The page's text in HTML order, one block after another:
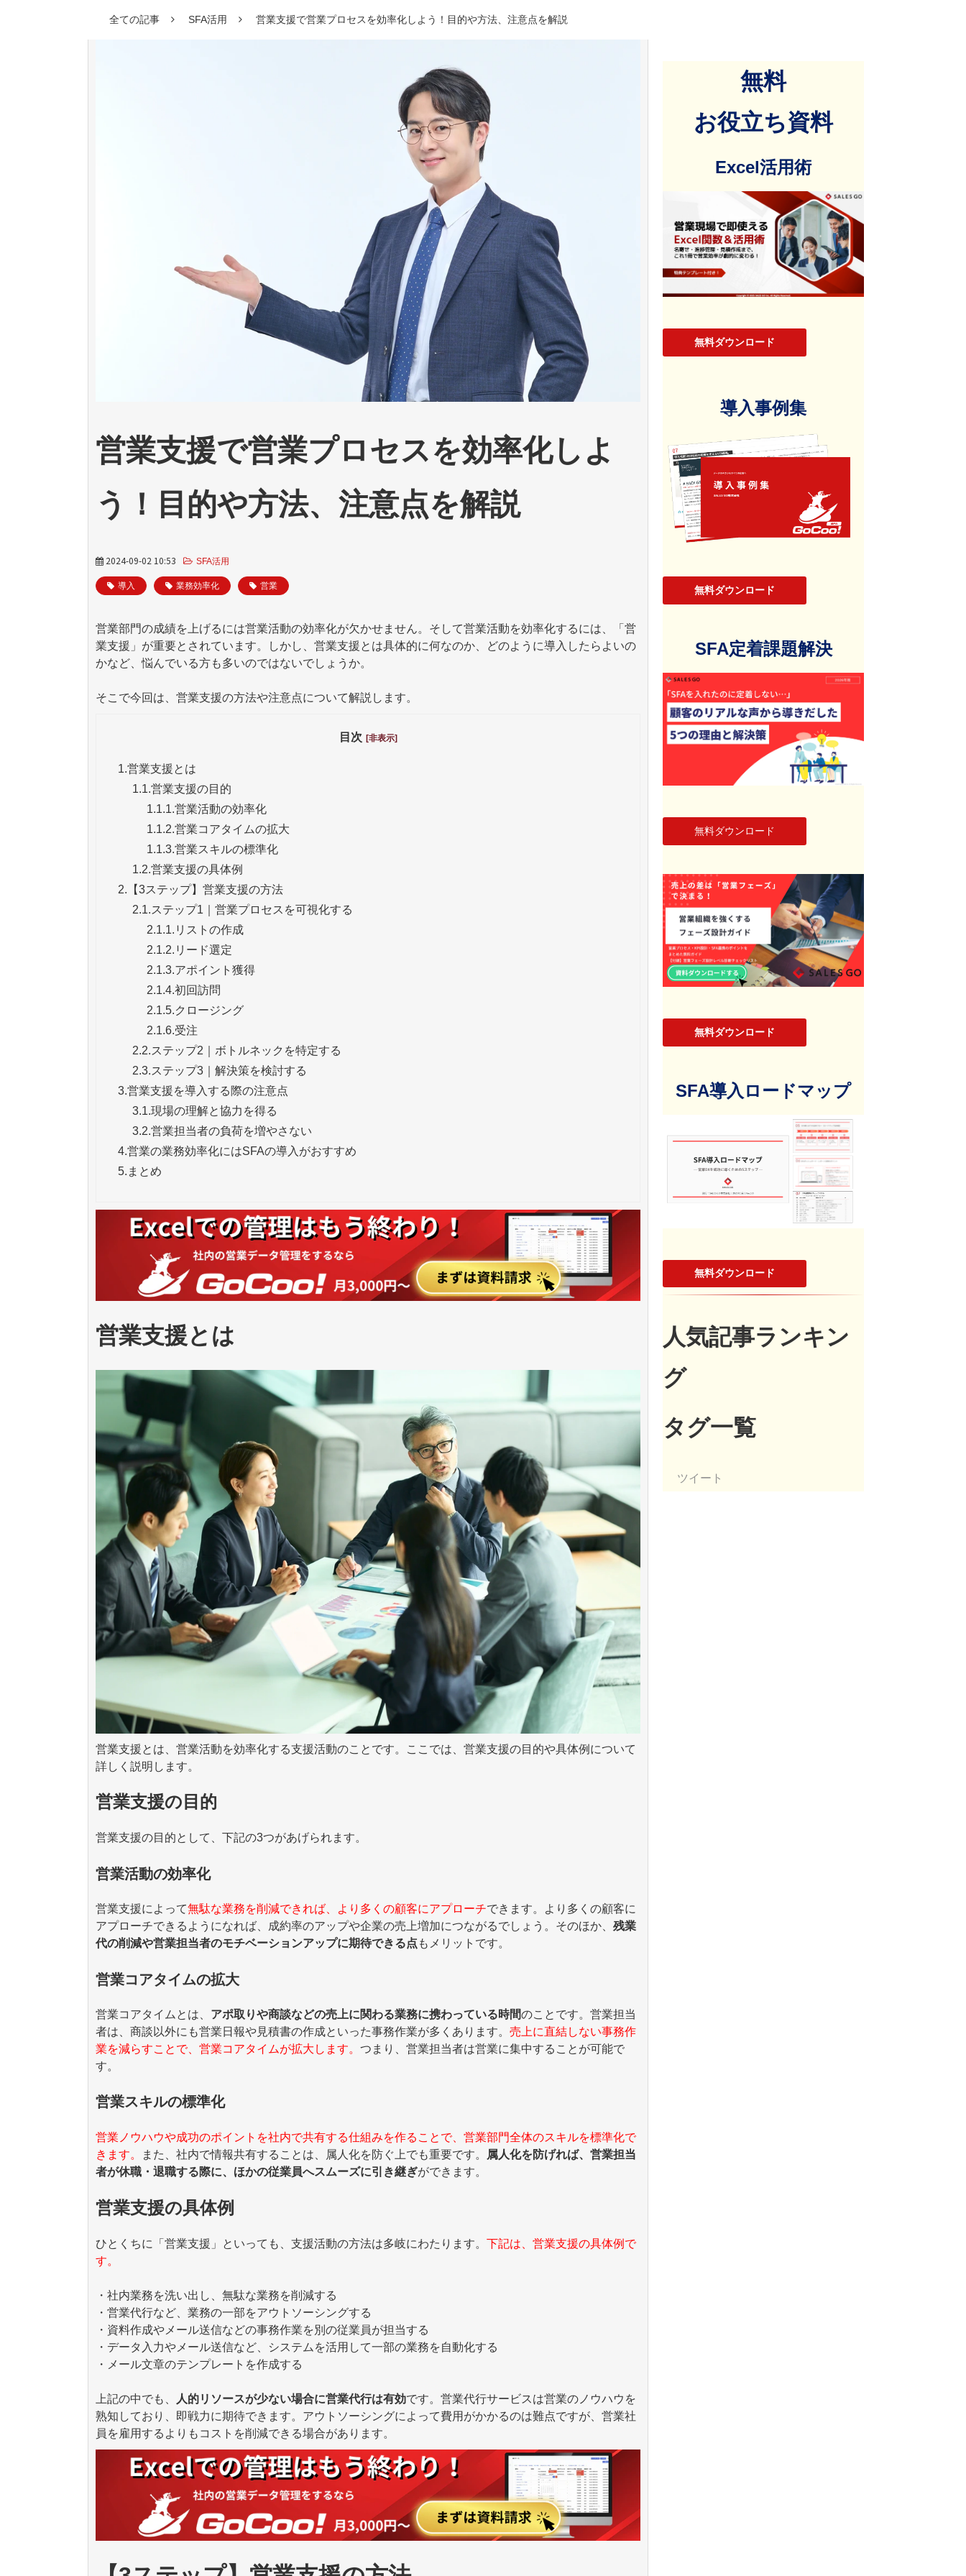
全ての記事 SFA活用 営業支援で営業プロセスを効率化しよう！目的や方法、注意点を解説
営業支援で営業プロセスを効率化しよ
う！目的や方法、注意点を解説
2024-09-02 10:53 SFA活用
導入 業務効率化 営業
営業部門の成績を上げるには営業活動の効率化が欠かせません。そして営業活動を効率化するには、「営
業支援」が重要とされています。しかし、営業支援とは具体的に何なのか、どのように導入したらよいの
かなど、悩んでいる方も多いのではないでしょうか。
そこで今回は、営業支援の方法や注意点について解説します。
目次 [非表示]
1.営業支援とは
1.1.営業支援の目的
1.1.1.営業活動の効率化
1.1.2.営業コアタイムの拡大
1.1.3.営業スキルの標準化
1.2.営業支援の具体例
2. 【3ステップ】営業支援の方法
2.1.ステップ1｜営業プロセスを可視化する
2.1.1. リストの作成
2.1.2. リード選定
2.1.3.アポイント獲得
2.1.4.初回訪問
2.1.5.クロージング
2.1.6.受注
2.2.ステップ2｜ボトルネックを特定する
2.3.ステップ3｜解決策を検討する
3.営業支援を導入する際の注意点
3.1.現場の理解と協力を得る
3.2.営業担当者の負荷を増やさない
4.営業の業務効率化にはSFAの導入がおすすめ
5. まとめ
営業支援とは
営業支援とは、営業活動を効率化する支援活動のことです。ここでは、営業支援の目的や具体例について
詳しく説明します。
営業支援の目的
営業支援の目的として、下記の3つがあげられます。
営業活動の効率化
営業支援によって無駄な業務を削減できれば、より多くの顧客にアプローチできます。より多くの顧客に
アプローチできるようになれば、成約率のアップや企業の売上増加につながるでしょう。そのほか、 残業
代の削減や営業担当者のモチベーションアップに期待できる点 もメリットです。
営業コアタイムの拡大
営業コアタイムとは、 アポ取りや商談などの売上に関わる業務に携わっている時間のことです。営業担当
者は、商談以外にも営業日報や見積書の作成といった事務作業が多くあります。 売上に直結しない事務作
業を減らすことで、営業コアタイムが拡大します。 つまり、営業担当者は営業に集中することが可能で
す。
営業スキルの標準化
営業ノウハウや成功のポイントを社内で共有する仕組みを作ることで、営業部門全体のスキルを標準化で
きます。
また、社内で情報共有することは、属人化を防ぐ上でも重要です。
属人化を防げれば、営業担当
者が休職・退職する際に、ほかの従業員へスムーズに引き継ぎができます。
営業支援の具体例
ひとくちに「営業支援」といっても、支援活動の方法は多岐にわたります。 下記は、営業支援の具体例で
す。
・社内業務を洗い出し、無駄な業務を削減する
・営業代行など、業務の一部をアウトソーシングする
・資料作成やメール送信などの事務作業を別の従業員が担当する
・データ入力やメール送信など、システムを活用して一部の業務を自動化する
・メール文章のテンプレートを作成する
上記の中でも、 人的リソースが少ない場合に営業代行は有効です。営業代行サービスは営業のノウハウを
熟知しており、即戦力に期待できます。アウトソーシングによって費用がかかるのは難点ですが、営業社
員を雇用するよりもコストを削減できる場合があります。
無料
お役立ち資料
Excel活用術
無料ダウンロード
導入事例集
無料ダウンロード
SFA定着課題解決
無料ダウンロード
無料ダウンロード
SFA導入ロードマップ
無料ダウンロード
人気記事ランキン
グ
タグ一覧
ツイート